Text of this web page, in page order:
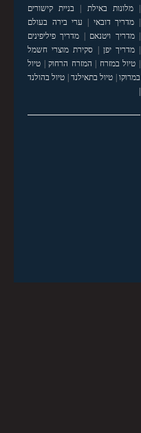
|מלונות באילת | בניית קישורים
| מדריך דובאי | ערי בירה בעולם
|מדריך ויטנאם | מדריך פיליפינים
|מדריך יפן | סקירת מוצרי חשמל
| טיול במזרח | המזרח הרחוק| טיול
במרוקו| טיול בתאילנד| טיול בהולנד
|